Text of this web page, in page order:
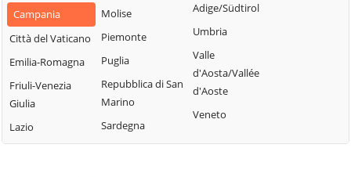
Casalbore
Cassano Irpino
Castel Baronia
Castelfranci
Castelvetere sul
Calore
Morra De Sanctis
Moschiano
Mugnano del
Santa Paolina
Santo Stefano
del Sole
Savignano Irpino
Scampitella
Senerchia
Serino
Campania
Città del Vaticano
Emilia-Romagna
Friuli-Venezia
Giulia
Lazio
Molise
Piemonte
Puglia
Repubblica di San
Marino
Sardegna
Adige/Südtirol
Umbria
Valle
d'Aosta/Vallée
d'Aoste
Veneto